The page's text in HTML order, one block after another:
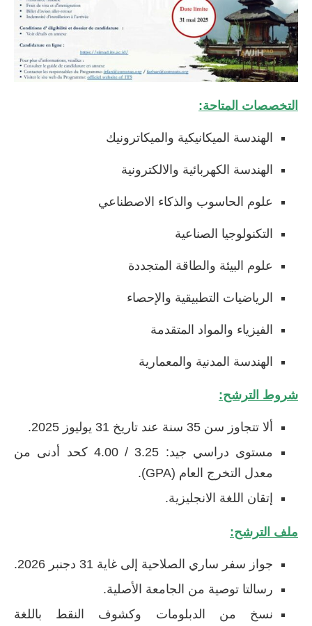
التخصصات المتاحة:
الهندسة الميكانيكية والميكاترونيك
الهندسة الكهربائية والالكترونية
علوم الحاسوب والذكاء الاصطناعي
التكنولوجيا الصناعية
علوم البيئة والطاقة المتجددة
الرياضيات التطبيقية والإحصاء
الفيزياء والمواد المتقدمة
الهندسة المدنية والمعمارية
شروط الترشح:
ألا تتجاوز سن 35 سنة عند تاريخ 31 يوليوز 2025.
مستوى دراسي جيد: 3.25 / 4.00 كحد أدنى من
معدل التخرج العام (GPA).
إتقان اللغة الانجليزية.
ملف الترشح:
جواز سفر ساري الصلاحية إلى غاية 31 دجنبر 2026.
رسالتا توصية من الجامعة الأصلية.
نسخ من الدبلومات وكشوف النقط باللغة